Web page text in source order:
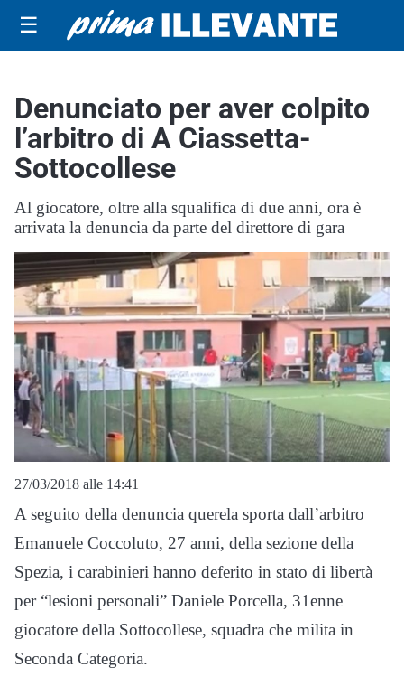
☰
Denunciato per aver colpito
l’arbitro di A Ciassetta-
Sottocollese
Al giocatore, oltre alla squalifica di due anni, ora è
arrivata la denuncia da parte del direttore di gara
27/03/2018 alle 14:41
A seguito della denuncia querela sporta dall’arbitro
Emanuele Coccoluto, 27 anni, della sezione della
Spezia, i carabinieri hanno deferito in stato di libertà
per “lesioni personali” Daniele Porcella, 31enne
giocatore della Sottocollese, squadra che milita in
Seconda Categoria.